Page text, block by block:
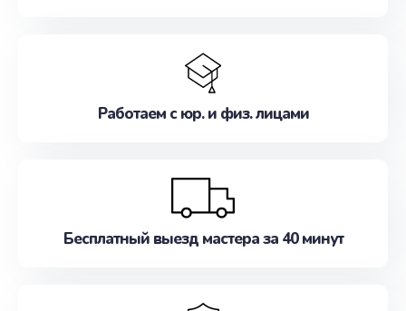
Работаем с юр. и физ. лицами
Бесплатный выезд мастера за 40 минут